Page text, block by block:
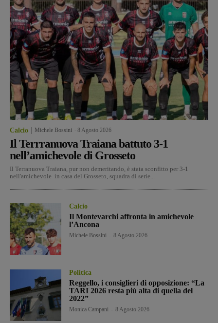
Calcio Michele Bossini 8 Agosto 2026
Il Terrranuova Traiana battuto 3-1
nell’amichevole di Grosseto
Il Terranuova Traiana, pur non demeritando, è stata sconfitto per 3-1
nell'amichevole in casa del Grosseto, squadra di serie...
Calcio
Il Montevarchi affronta in amichevole
l’Ancona
Michele Bossini 8 Agosto 2026
Politica
Reggello, i consiglieri di opposizione: “La
TARI 2026 resta più alta di quella del
2022”
Monica Campani 8 Agosto 2026